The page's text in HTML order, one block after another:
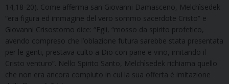
14,18-20). Come afferma san Giovanni Damasceno, Melchìsedek
“era figura ed immagine del vero sommo sacerdote Cristo” e
Giovanni Crisostomo dice: “Egli, “mosso da spirito profetico,
avendo compreso che l’oblazione futura sarebbe stata presentata
per le genti, prestava culto a Dio con pane e vino, imitando il
Cristo venturo”. Nello Spirito Santo, Melchìsedek richiama quello
che non era ancora compiuto in cui la sua offerta è imitazione